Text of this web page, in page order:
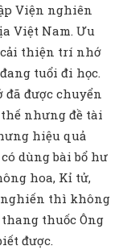
Viện nghiên
Việt Nam. Ưu
thiện trí nhớ
tuổi đi học.
được chuyển
nhưng đề tài
hiệu quả
dùng bài bổ hư
hoa, Kỉ tử,
nghiến thì không
thuốc Ông
được.